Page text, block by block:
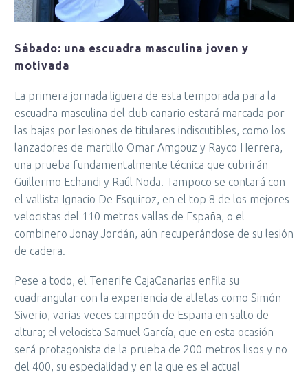
Sábado: una escuadra masculina joven y
motivada
La primera jornada liguera de esta temporada para la
escuadra masculina del club canario estará marcada por
las bajas por lesiones de titulares indiscutibles, como los
lanzadores de martillo Omar Amgouz y Rayco Herrera,
una prueba fundamentalmente técnica que cubrirán
Guillermo Echandi y Raúl Noda. Tampoco se contará con
el vallista Ignacio De Esquiroz, en el top 8 de los mejores
velocistas del 110 metros vallas de España, o el
combinero Jonay Jordán, aún recuperándose de su lesión
de cadera.
Pese a todo, el Tenerife CajaCanarias enfila su
cuadrangular con la experiencia de atletas como Simón
Siverio, varias veces campeón de España en salto de
altura; el velocista Samuel García, que en esta ocasión
será protagonista de la prueba de 200 metros lisos y no
del 400, su especialidad y en la que es el actual